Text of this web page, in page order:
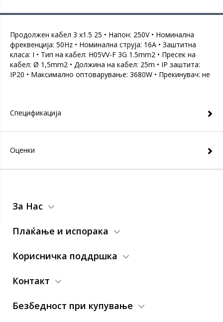
Продолжен кабел 3 x1.5 25 • Напон: 250V • Номинална
фреквенција: 50Hz • Номинална струја: 16А • Заштитна
класа: I • Тип на кабел: H05VV-F 3G 1.5mm2 • Пресек на
кабел: Ø 1,5mm2 • Должина на кабел: 25m • IP заштита:
IP20 • Максимално оптоварување: 3680W • Прекинувач: не
Спецификација
Оценки
За Нас
Плаќање и испорака
Корисничка поддршка
Контакт
Безбедност при купување